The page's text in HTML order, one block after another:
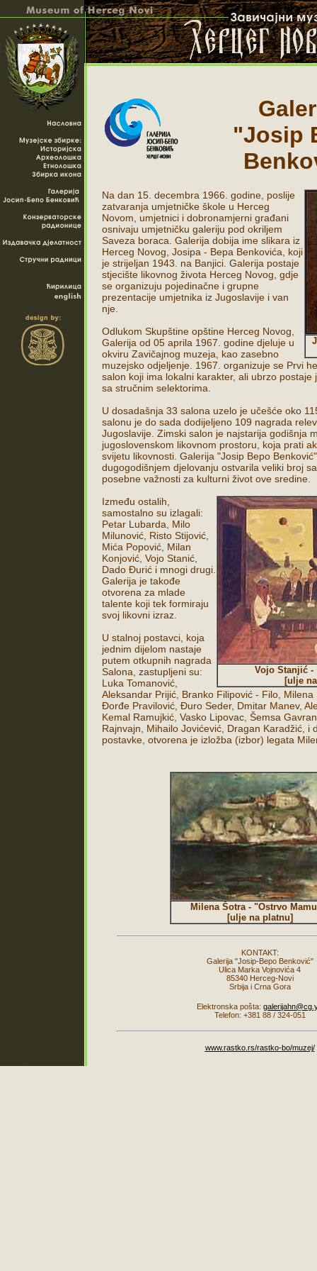
"Josip
Na dan 15. decembra 1966. godine, poslije
zatvaranja umjetničke škole u Herceg
Novom, umjetnici i dobronamjerni građani
osnivaju umjetničku galeriju pod okriljem
Saveza boraca. Galerija dobija ime slikara iz
Herceg Novog, Josipa - Bepa Benkovića, koji
je strijeljan 1943. na Banjici. Galerija postaje
stjecište likovnog života Herceg Novog, gdje
se organizuju pojedinačne i grupne
prezentacije umjetnika iz Jugoslavije i van
nje.
Odlukom Skupštine opštine Herceg Novog,
Galerija od 05 aprila 1967. godine djeluje u
okviru Zavičajnog muzeja, kao zasebno
muzejsko odjeljenje. 1967. organizuje se Prvi
salon koji ima lokalni karakter, ali ubrzo postaje
sa stručnim selektorima.
U dosadašnja 33 salona uzelo je učešće oko
salonu je do sada dodijeljeno 109 nagrada
Jugoslavije. Zimski salon je najstarija godišnja
jugoslovenskom likovnom prostoru, koja prati
svijetu likovnosti. Galerija "Josip Bepo
dugogodišnjem djelovanju ostvarila veliki broj
posebne važnosti za kulturni život ove sredine.
Vojo Stanjić -
[ulje
Između ostalih,
samostalno su izlagali:
Petar Lubarda, Milo
Milunović, Risto Stijović,
Mića Popović, Milan
Konjović, Vojo Stanić,
Dado Đurić i mnogi drugi.
Galerija je takođe
otvorena za mlade
talente koji tek formiraju
svoj likovni izraz.
U stalnoj postavci, koja
jednim dijelom nastaje
putem otkupnih nagrada
Salona, zastupljeni su:
Luka Tomanović,
Aleksandar Prijić, Branko Filipović - Filo, Milena
Đorđe Pravilović, Đuro Seder, Dmitar Manev,
Kemal Ramujkić, Vasko Lipovac, Šemsa
Rajnvajn, Mihailo Jovićević, Dragan Karadžić, i
postavke, otvorena je izložba (izbor) legata
Milena Šotra - "Ostrvo
[ulje na platnu]
KONTAKT:
Galerija "Josip-Bepo Benković"
Ulica Marka Vojnovića 4
85340 Herceg-Novi
Srbija i Crna Gora
Elektronska pošta:
Telefon: +381 88 / 324-051
www.rastko.rs/rastko-bo/muzej/